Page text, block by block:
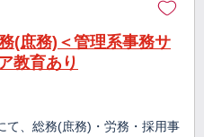
(庶務)＜管理系事務サ
教育あり
て、総務(庶務)・労務・採用事